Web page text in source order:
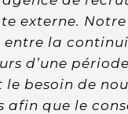
externe.
entre la
d’une
besoin de
afin que le